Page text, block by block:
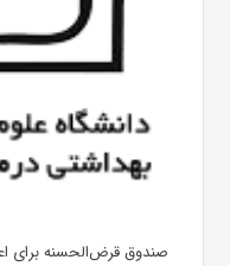
صندوق قرض‌الحسنه برای